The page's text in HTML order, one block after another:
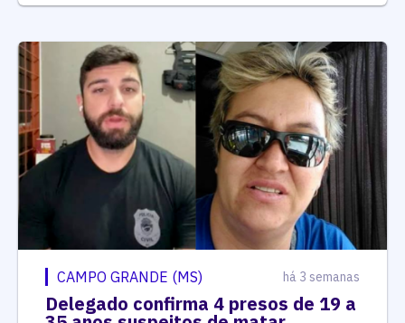
CAMPO GRANDE (MS) há 3 semanas
Delegado confirma 4 presos de 19 a